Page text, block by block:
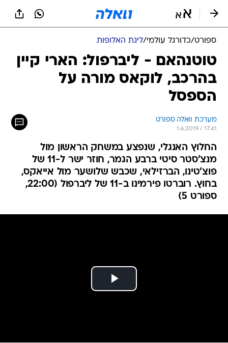
ספורט/כדורגל עולמי/ליגת האלופות
טוטנהאם - ליברפול: הארי קיין
בהרכב, לוקאס מורה על
הספסל
מערכת וואלה ספורט
1.6.2019 / 17:41
החלוץ האנגלי, שנפצע במשחק הראשון מול
מנצ'סטר סיטי ברבע הגמר, חוזר ישר ל-11 של
פוצ'טינו, הברזילאי, שכבש שלושער מול אייאקס,
בחוץ. רוברטו פירמינו ב-11 של ליברפול (22:00,
ספורט 5)